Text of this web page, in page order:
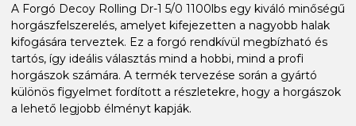
A Forgó Decoy Rolling Dr-1 5/0 1100lbs egy kiváló minőségű
horgászfelszerelés, amelyet kifejezetten a nagyobb halak
kifogására terveztek. Ez a forgó rendkívül megbízható és
tartós, így ideális választás mind a hobbi, mind a profi
horgászok számára. A termék tervezése során a gyártó
különös figyelmet fordított a részletekre, hogy a horgászok
a lehető legjobb élményt kapják.